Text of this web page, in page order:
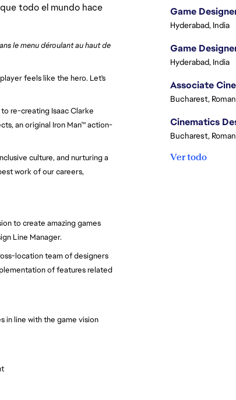
todo el mundo hace
le menu déroulant au haut de
feels like the hero. Let's
re-creating Isaac Clarke
an original Iron Man™ action-
culture, and nurturing a
work of our careers,
to create amazing games
Line Manager.
location team of designers
of features related
in line with the game vision
Game
Hyderabad, India
Game
Hyderabad, India
Bucharest,
Cinematics
Bucharest,
Ver todo